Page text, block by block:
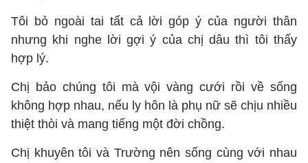
Tôi bỏ ngoài tai tất cả lời góp ý của người thân
nhưng khi nghe lời gợi ý của chị dâu thì tôi thấy
hợp lý.
Chị bảo chúng tôi mà vội vàng cưới rồi về sống
không hợp nhau, nếu ly hôn là phụ nữ sẽ chịu nhiều
thiệt thòi và mang tiếng một đời chồng.
Chị khuyên tôi và Trường nên sống cùng với nhau